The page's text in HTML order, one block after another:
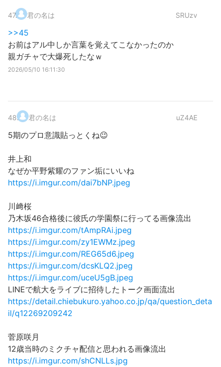
47. 君の名は SRUzv
>>45
お前はアル中しか言葉を覚えてこなかったのか
親ガチャで大爆死したなｗ
2026/05/10 16:11:30
48. 君の名は uZ4AE
5期のプロ意識貼っとくね😉
井上和
なぜか平野紫耀のファン垢にいいね
https://i.imgur.com/dai7bNP.jpeg
川﨑桜
乃木坂46合格後に彼氏の学園祭に行ってる画像流出
https://i.imgur.com/tAmpRAi.jpeg
https://i.imgur.com/zy1EWMz.jpeg
https://i.imgur.com/REG65d6.jpeg
https://i.imgur.com/dcsKLQ2.jpeg
https://i.imgur.com/uceU5gB.jpeg
LINEで航大をライブに招待したトーク画面流出
https://detail.chiebukuro.yahoo.co.jp/qa/question_deta
il/q12269209242
菅原咲月
12歳当時のミクチャ配信と思われる画像流出
https://i.imgur.com/shCNLLs.jpg